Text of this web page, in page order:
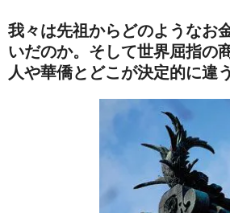
我々は先祖からどのようなお
いだのか。そして世界屈指の
人や華僑とどこが決定的に違